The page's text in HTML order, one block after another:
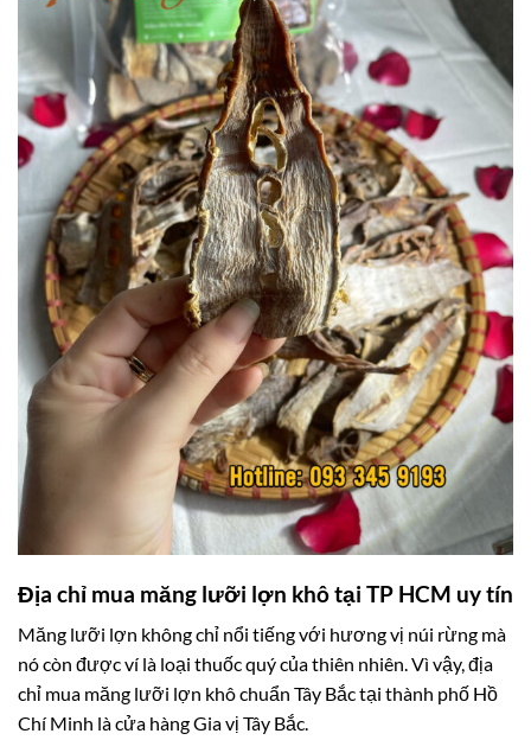
Địa chỉ mua măng lưỡi lợn khô tại TP HCM uy tín
Măng lưỡi lợn không chỉ nổi tiếng với hương vị núi rừng mà
nó còn được ví là loại thuốc quý của thiên nhiên. Vì vậy, địa
chỉ mua măng lưỡi lợn khô chuẩn Tây Bắc tại thành phố Hồ
Chí Minh là cửa hàng Gia vị Tây Bắc.